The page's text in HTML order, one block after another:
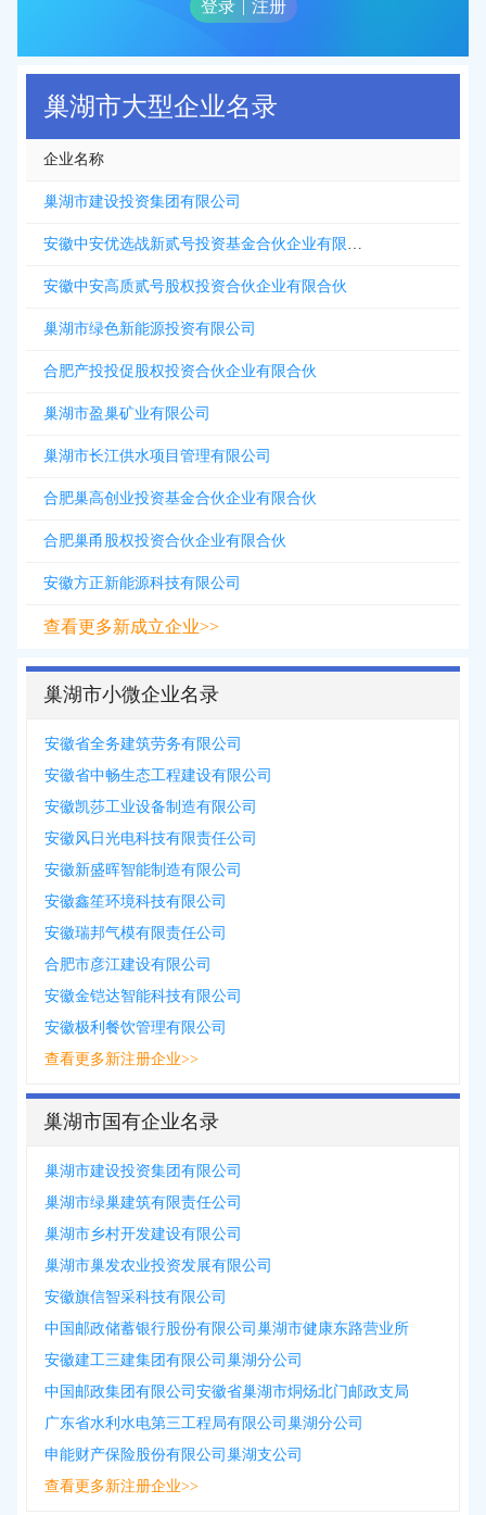
登录 | 注册
巢湖市大型企业名录
企业名称
巢湖市建设投资集团有限公司
安徽中安优选战新贰号投资基金合伙企业有限合伙
安徽中安高质贰号股权投资合伙企业有限合伙
巢湖市绿色新能源投资有限公司
合肥产投投促股权投资合伙企业有限合伙
巢湖市盈巢矿业有限公司
巢湖市长江供水项目管理有限公司
合肥巢高创业投资基金合伙企业有限合伙
合肥巢甬股权投资合伙企业有限合伙
安徽方正新能源科技有限公司
查看更多新成立企业>>
巢湖市小微企业名录
安徽省全务建筑劳务有限公司
安徽省中畅生态工程建设有限公司
安徽凯莎工业设备制造有限公司
安徽风日光电科技有限责任公司
安徽新盛晖智能制造有限公司
安徽鑫笙环境科技有限公司
安徽瑞邦气模有限责任公司
合肥市彦江建设有限公司
安徽金铠达智能科技有限公司
安徽极利餐饮管理有限公司
查看更多新注册企业>>
巢湖市国有企业名录
巢湖市建设投资集团有限公司
巢湖市绿巢建筑有限责任公司
巢湖市乡村开发建设有限公司
巢湖市巢发农业投资发展有限公司
安徽旗信智采科技有限公司
中国邮政储蓄银行股份有限公司巢湖市健康东路营业所
安徽建工三建集团有限公司巢湖分公司
中国邮政集团有限公司安徽省巢湖市烔炀北门邮政支局
广东省水利水电第三工程局有限公司巢湖分公司
申能财产保险股份有限公司巢湖支公司
查看更多新注册企业>>